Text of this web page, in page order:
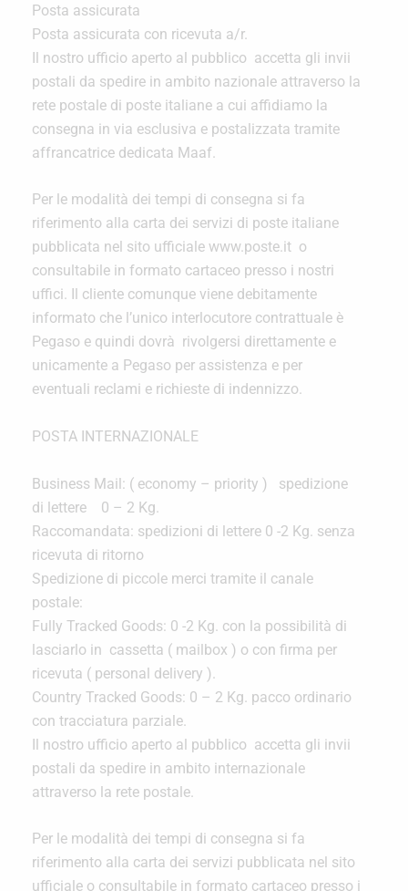
Posta assicurata
Posta assicurata con ricevuta a/r.
Il nostro ufficio aperto al pubblico accetta gli invii
postali da spedire in ambito nazionale attraverso la
rete postale di poste italiane a cui affidiamo la
consegna in via esclusiva e postalizzata tramite
affrancatrice dedicata Maaf.
Per le modalità dei tempi di consegna si fa
riferimento alla carta dei servizi di poste italiane
pubblicata nel sito ufficiale www.poste.it o
consultabile in formato cartaceo presso i nostri
uffici. Il cliente comunque viene debitamente
informato che l’unico interlocutore contrattuale è
Pegaso e quindi dovrà rivolgersi direttamente e
unicamente a Pegaso per assistenza e per
eventuali reclami e richieste di indennizzo.
POSTA INTERNAZIONALE
Business Mail: ( economy – priority ) spedizione
di lettere 0 – 2 Kg.
Raccomandata: spedizioni di lettere 0 -2 Kg. senza
ricevuta di ritorno
Spedizione di piccole merci tramite il canale
postale:
Fully Tracked Goods: 0 -2 Kg. con la possibilità di
lasciarlo in cassetta ( mailbox ) o con firma per
ricevuta ( personal delivery ).
Country Tracked Goods: 0 – 2 Kg. pacco ordinario
con tracciatura parziale.
Il nostro ufficio aperto al pubblico accetta gli invii
postali da spedire in ambito internazionale
attraverso la rete postale.
Per le modalità dei tempi di consegna si fa
riferimento alla carta dei servizi pubblicata nel sito
ufficiale o consultabile in formato cartaceo presso i